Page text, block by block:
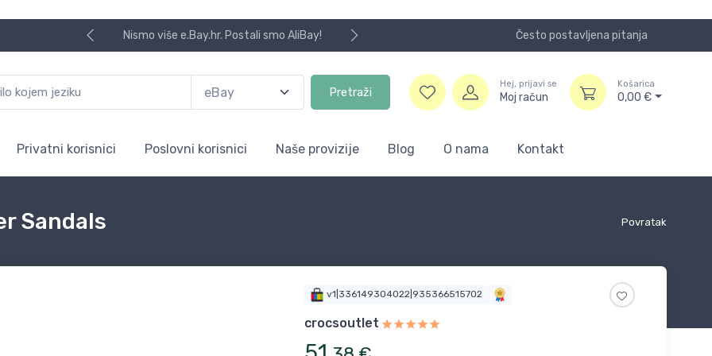
Nismo više e.Bay.hr. Postali smo AliBay! Često postavljena pitanja
Pretraži
Hej, prijavi se
Moj račun
Košarica
0,00 €
Privatni korisnici Poslovni korisnici Naše provizije Blog O nama Kontakt
Povratak
Sandals
v1|336149304022|935366515702
crocsoutlet